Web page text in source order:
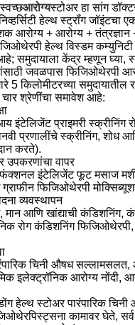
आरोग्यस्टोअर हा सांग
हेल्थ स्ट्रॉंग जॉइंटचा
आरोग्य + आरोग्य + तंत्रज्ञान
हेल्थ विस्डम
समुदायाला केंद्र म्हणून घ्या,
जवळपास फिजिओथेरपी
5 किलोमीटरच्या समुदायातील
श्रेणींचा समावेश आहे:
इंटेलिजेंट प्राइमरी स्क्रीनिंग
प्रणालींचे स्क्रीनिंग, शोध
करते).
उपकरणांचा वापर
इंटेलिजेंट फूट मसाज
फिजिओथेरपी
व्यवस्थापन
मान आणि खांद्याची कंडिशनिंग,
रोग कंडिशनिंग फिजिओथेरपी,
चिनी औषध सल्लामसलत,
इलेक्ट्रॉनिक आरोग्य नोंदी,
हेल्थ स्टोअर पारंपारिक चिनी
कामावर घेते,